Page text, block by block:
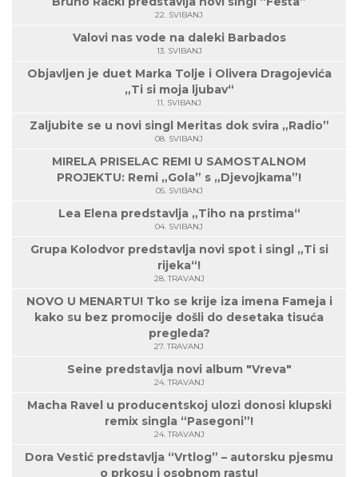
22. SVIBANJ
Valovi nas vode na daleki Barbados
13. SVIBANJ
Objavljen je duet Marka Tolje i Olivera Dragojevića
„Ti si moja ljubav“
11. SVIBANJ
Zaljubite se u novi singl Meritas dok svira „Radio”
08. SVIBANJ
MIRELA PRISELAC REMI U SAMOSTALNOM
PROJEKTU: Remi „Gola” s „Djevojkama”!
05. SVIBANJ
Lea Elena predstavlja „Tiho na prstima“
04. SVIBANJ
Grupa Kolodvor predstavlja novi spot i singl „Ti si
rijeka“!
28. TRAVANJ
NOVO U MENARTU! Tko se krije iza imena Fameja i
kako su bez promocije došli do desetaka tisuća
pregleda?
27. TRAVANJ
Seine predstavlja novi album "Vreva"
24. TRAVANJ
Macha Ravel u producentskoj ulozi donosi klupski
remix singla “Pasegoni”!
24. TRAVANJ
Dora Vestić predstavlja “Vrtlog” – autorsku pjesmu
o prkosu i osobnom rastu!